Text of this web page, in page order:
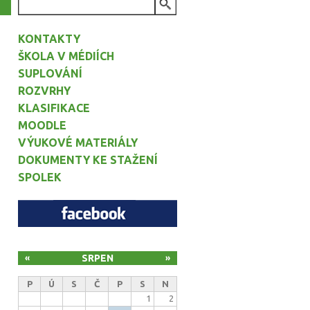
KONTAKTY
ŠKOLA V MÉDIÍCH
SUPLOVÁNÍ
ROZVRHY
KLASIFIKACE
MOODLE
VÝUKOVÉ MATERIÁLY
DOKUMENTY KE STAŽENÍ
SPOLEK
SRPEN
« »
P Ú S Č P S
N
1
2